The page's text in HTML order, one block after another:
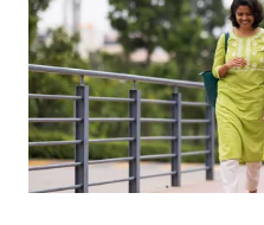
the
escape
button
to
close
the
calendar.